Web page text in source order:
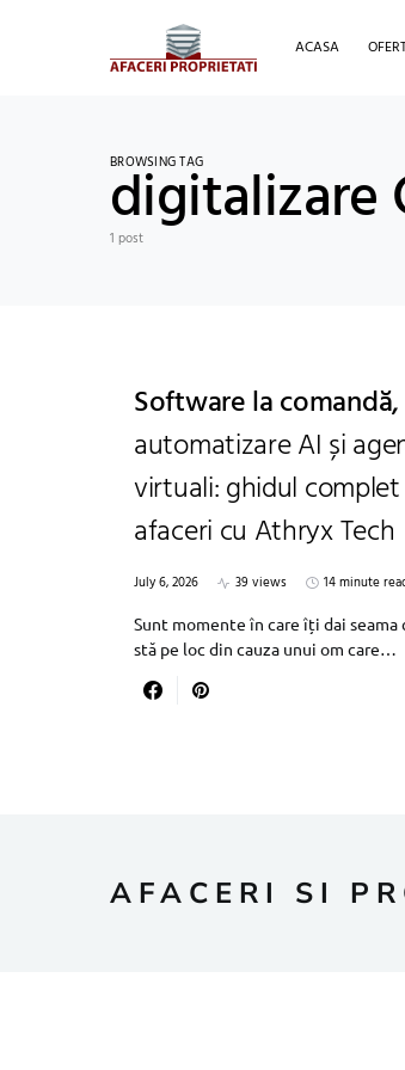
ACASA
BROWSING TAG
digitalizare
1 post
Software la comandă,
automatizare AI și
virtuali: ghidul
afaceri cu Athryx Tech
July 6, 2026 39 views
14 minute
Sunt momente în care îți dai seama
stă pe loc din cauza unui om care…
AFACERI SI